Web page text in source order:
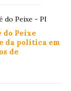
do Peixe - PI
do Peixe
da política em
de